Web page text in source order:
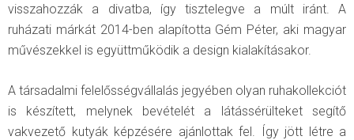
visszahozzák a divatba, így tisztelegve a múlt iránt. A
ruházati márkát 2014-ben alapította Gém Péter, aki magyar
művészekkel is együttműködik a design kialakításakor.
A társadalmi felelősségvállalás jegyében olyan ruhakollekciót
is készített, melynek bevételét a látássérülteket segítő
vakvezető kutyák képzésére ajánlottak fel. Így jött létre a